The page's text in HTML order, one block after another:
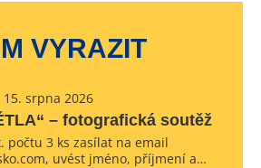
VYRAZIT
srpna 2026
– fotografická soutěž
počtu 3 ks zasílat na email
uvést jméno, příjmení a…